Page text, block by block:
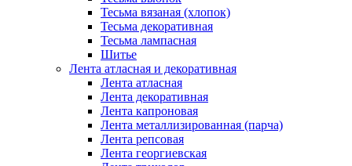
Тесьма вязаная (хлопок)
Тесьма декоративная
Тесьма лампасная
Шитье
Лента атласная и декоративная
Лента атласная
Лента декоративная
Лента капроновая
Лента металлизированная (парча)
Лента репсовая
Лента георгиевская